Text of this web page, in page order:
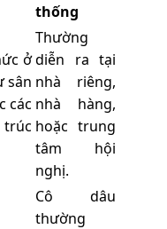
thống
ở
sân
các
Thường
diễn ra tại
nhà riêng,
nhà hàng,
hoặc trung
tâm hội
nghị.
Cô dâu
thường